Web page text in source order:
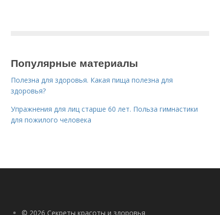
Популярные материалы
Полезна для здоровья. Какая пища полезна для
здоровья?
Упражнения для лиц старше 60 лет. Польза гимнастики
для пожилого человека
© 2026 Секреты красоты и здоровья